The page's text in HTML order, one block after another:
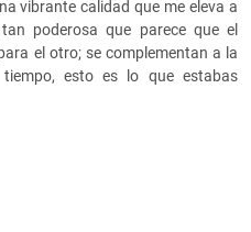
vibrante calidad que me eleva a
poderosa que parece que el
el otro; se complementan a la
esto es lo que estabas